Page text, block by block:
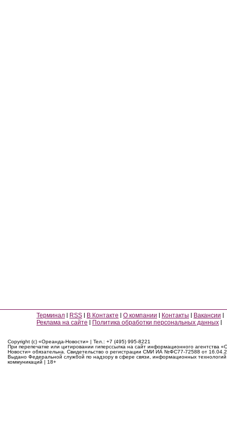
Терминал RSS В Контакте О компании Контакты
Вакансии
Реклама на сайте
Политика обработки персональных данных
Copyright (c) «Ореанда-Новости» | Тел.: +7 (495) 995-8221
При перепечатке или цитировании гиперссылка на сайт информационного агентства
Новости» обязательна. Свидетельство о регистрации СМИ ИА №ФС77-72588 от
Выдано Федеральной службой по надзору в сфере связи, информационных
коммуникаций | 18+